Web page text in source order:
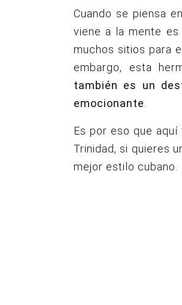
Cuando se piensa
viene a la mente
muchos sitios para
embargo, esta
también es un
emocionante
Es por eso que
Trinidad, si quieres
mejor estilo cubano.